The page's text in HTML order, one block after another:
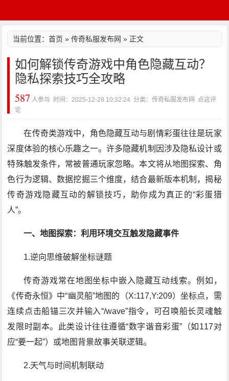
当前位置：首页 »传奇私服发布网 » 正文
如何解锁传奇游戏中角色隐藏互动？
隐私探索技巧全攻略
587 人参与 时间：2025-12-28 10:32:24 分类：传奇私服发布网 点这评
论
在传奇类游戏中，角色隐藏互动与剧情彩蛋往往是玩家
深度体验的核心乐趣之一。许多隐藏机制因涉及隐私设计或
特殊触发条件，常被普通玩家忽略。本文将从地图探索、角
色行为逻辑、数据挖掘三个维度，结合最新版本机制，揭秘
传奇游戏隐藏互动的解锁技巧，助你成为真正的“彩蛋猎
人”。
一、地图探索：利用环境交互触发隐藏事件
1.逆向思维破解坐标谜题
传奇游戏常在地图坐标中嵌入隐藏互动线索。例如，
《传奇永恒》中“幽灵船”地图的（X:117,Y:209）坐标点，需
连续点击船锚三次并输入“/wave”指令，可召唤船长灵魂触
发限时副本。此类设计往往遵循“数字谐音彩蛋”（如117对
应“要一起”）或地图背景故事关联逻辑。
2.天气与时间机制联动